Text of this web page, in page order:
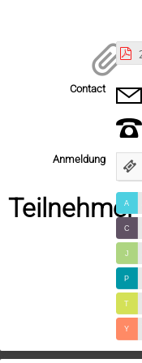
Contact
Anmeldung
Teilnehmer